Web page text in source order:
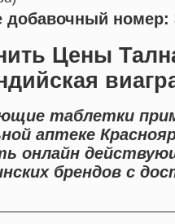
добавочный номер:
Цены
таблетки
аптеке
онлайн
брендов с